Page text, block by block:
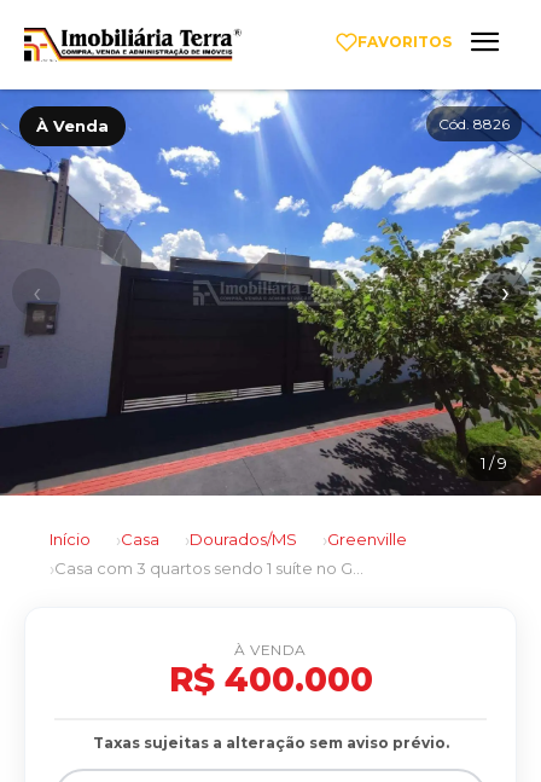
FAVORITOS
À Venda Cód. 8826
‹ ›
1 / 9
Início Casa Dourados/MS
Greenville
À VENDA
R$ 400.000
Taxas sujeitas a alteração sem aviso prévio.